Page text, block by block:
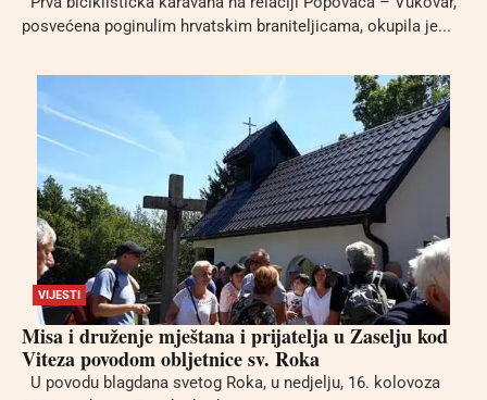
posvećena poginulim hrvatskim braniteljicama, okupila je...
VIJESTI
Misa i druženje mještana i prijatelja u Zaselju kod
Viteza povodom obljetnice sv. Roka
U povodu blagdana svetog Roka, u nedjelju, 16. kolovoza